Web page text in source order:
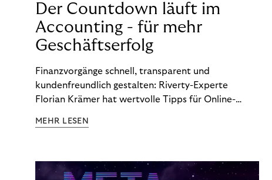
Der Countdown läuft im
Accounting - für mehr
Geschäftserfolg
Finanzvorgänge schnell, transparent und
kundenfreundlich gestalten: Riverty-Experte
Florian Krämer hat wertvolle Tipps für Online-
möchten.
MEHR LESEN